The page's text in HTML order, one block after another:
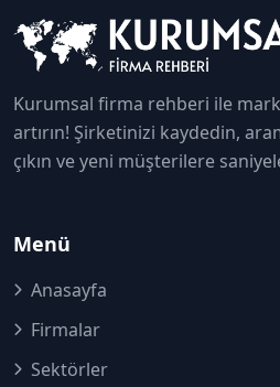
Kurumsal firma rehberi ile
artırın! Şirketinizi kaydedin,
çıkın ve yeni müşterilere
Menü
Anasayfa
Firmalar
Sektörler